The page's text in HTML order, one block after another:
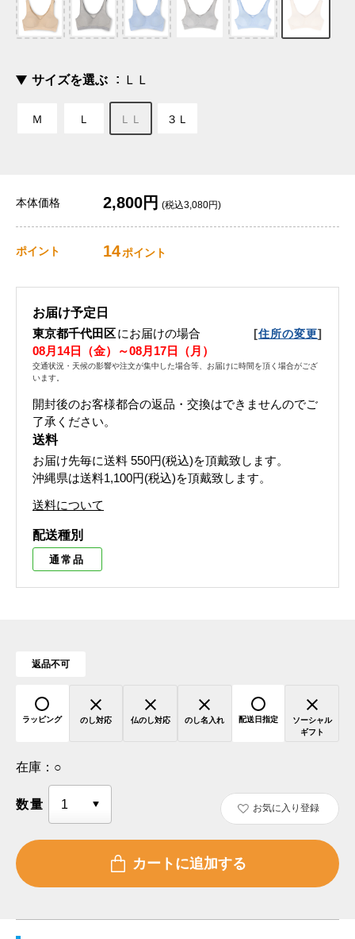
サイズを選ぶ ＬＬ
Ｍ Ｌ ＬＬ ３Ｌ
本体価格 2,800円 (税込3,080円)
ポイント 14ポイント
お届け予定日
東京都千代田区にお届けの場合 [住所の変更]
08月14日（金）～08月17日（月）
交通状況・天候の影響や注文が集中した場合等、お届けに時間を頂く場合がござ
います。
開封後のお客様都合の返品・交換はできませんのでご
了承ください。
送料
お届け先毎に送料 550円(税込)を頂戴致します。
沖縄県は送料1,100円(税込)を頂戴致します。
送料について
配送種別
通常品
返品不可
ラッピング のし対応 仏のし対応 のし名入れ 配送日指定
ソーシャル
ギフト
在庫： ○
数量 お気に入り登録